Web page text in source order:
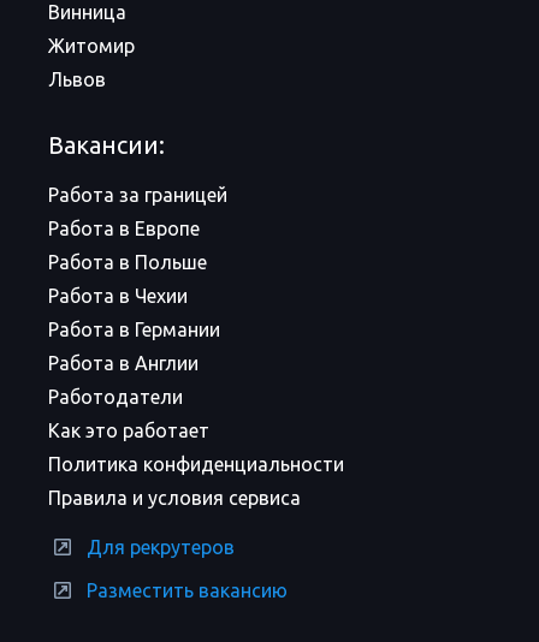
Винница
Житомир
Львов
Вакансии:
Работа за границей
Работа в Европе
Работа в Польше
Работа в Чехии
Работа в Германии
Работа в Англии
Работодатели
Как это работает
Политика конфиденциальности
Правила и условия сервиса
Для рекрутеров
Разместить вакансию